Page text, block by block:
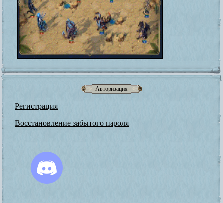
Авторизация
Регистрация
Восстановление забытого пароля